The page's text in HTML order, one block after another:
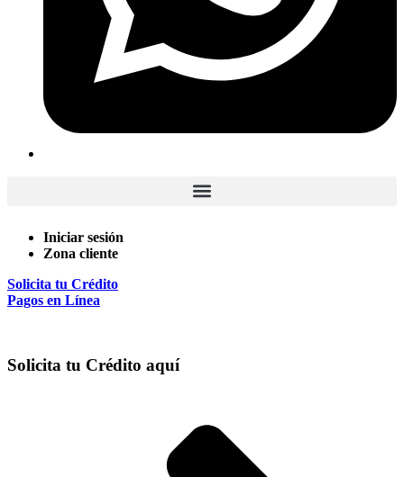
Iniciar sesión
Zona cliente
Solicita tu Crédito
Pagos en Línea
Solicita tu Crédito aquí